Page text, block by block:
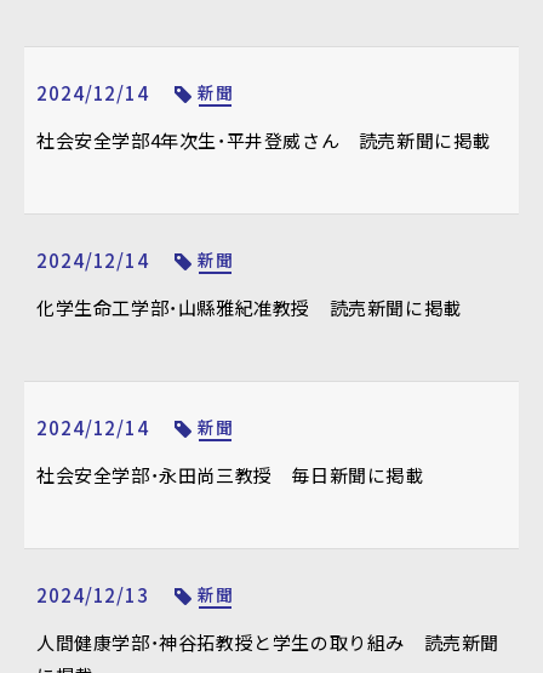
2024/12/14 新聞
社会安全学部4年次生・平井登威さん 読売新聞に掲載
2024/12/14 新聞
化学生命工学部・山縣雅紀准教授 読売新聞に掲載
2024/12/14 新聞
社会安全学部・永田尚三教授 毎日新聞に掲載
2024/12/13 新聞
人間健康学部・神谷拓教授と学生の取り組み 読売新聞